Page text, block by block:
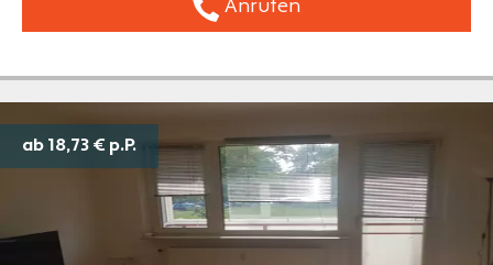
Anrufen
ab 18,73 € p.P.